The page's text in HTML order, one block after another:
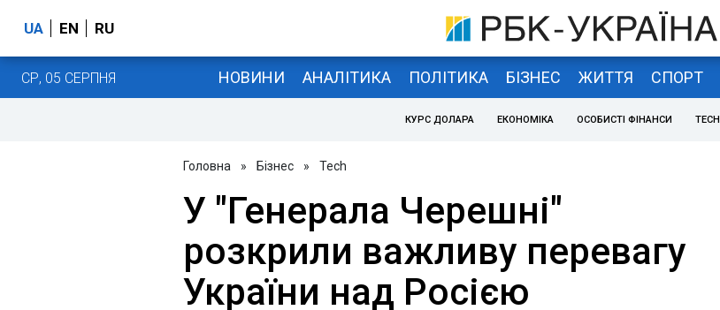
UA EN RU
СР, 05 СЕРПНЯ НОВИНИ АНАЛІТИКА ПОЛІТИКА БІЗНЕС ЖИТТЯ СПОРТ
КУРС ДОЛАРА ЕКОНОМІКА ОСОБИСТІ ФІНАНСИ TECH
Головна » Бізнес » Tech
У "Генерала Черешні"
розкрили важливу перевагу
України над Росією